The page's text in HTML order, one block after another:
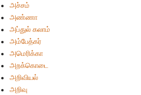
அச்சம்
அண்ணா
அப்துல் கலாம்
அம்பேத்கர்
அமெரிக்கா
அறக்கொடை
அறிவியல்
அறிவு